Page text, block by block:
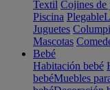
Textil Cojines de
Piscina Plegable
Juguetes
Mascotas
Bebé
Habitación bebé
bebéMuebles